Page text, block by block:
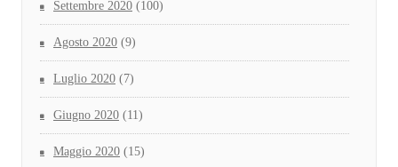
Settembre 2020 (100)
Agosto 2020 (9)
Luglio 2020 (7)
Giugno 2020 (11)
Maggio 2020 (15)